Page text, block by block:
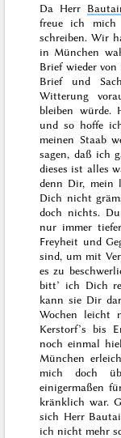
Da Herr
freue ich mich
schreiben. Wir
in München
Brief wieder
Brief und
Witterung
bleiben würde.
und so hoffe
meinen Staab
sagen, daß ich
dieses ist alles
denn Dir, mein
Dich nicht
doch nichts.
nur immer
Freyheit und
sind, um mit
es zu
bitt’ ich Dich
kann sie Dir
Wochen leicht
Kerstorf’s bis
noch einmal
München
mich doch
einigermaßen
kränklich war.
sich Herr
ich nicht mehr